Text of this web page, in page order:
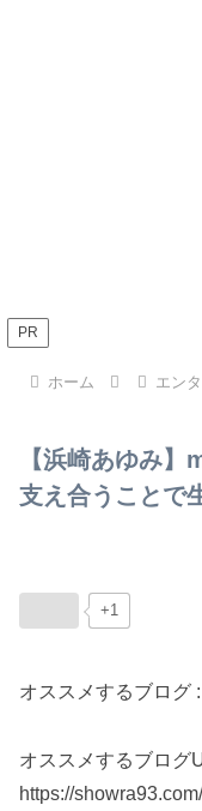
PR
ホーム エン
【浜崎あゆみ
支え合うことで
+1
オススメするブログ
オススメするブログ
https://